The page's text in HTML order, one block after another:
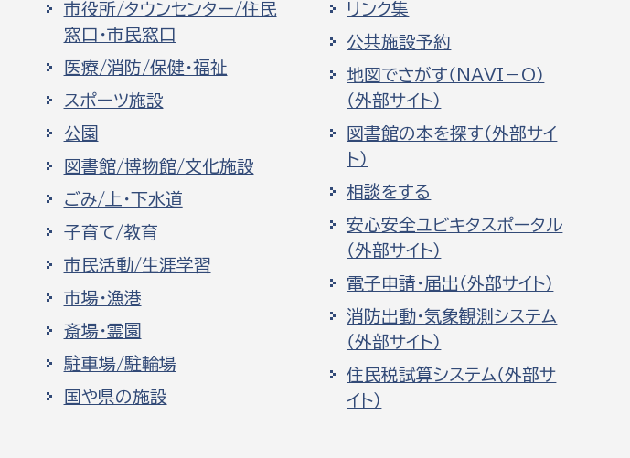
市役所/タウンセンター/住民
窓口・市民窓口
医療/消防/保健・福祉
スポーツ施設
公園
図書館/博物館/文化施設
ごみ/上・下水道
子育て/教育
市民活動/生涯学習
市場・漁港
斎場・霊園
駐車場/駐輪場
国や県の施設
リンク集
公共施設予約
地図でさがす（NAVI－O）
（外部サイト）
図書館の本を探す（外部サイ
ト）
相談をする
安心安全ユビキタスポータル
（外部サイト）
電子申請・届出（外部サイト）
消防出動・気象観測システム
（外部サイト）
住民税試算システム（外部サ
イト）